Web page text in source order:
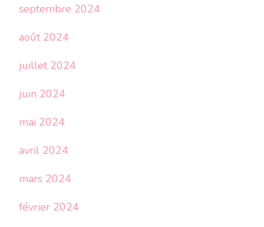
septembre 2024
août 2024
juillet 2024
juin 2024
mai 2024
avril 2024
mars 2024
février 2024